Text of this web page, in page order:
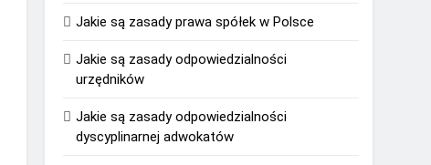
Jakie są zasady prawa spółek w Polsce
Jakie są zasady odpowiedzialności
urzędników
Jakie są zasady odpowiedzialności
dyscyplinarnej adwokatów